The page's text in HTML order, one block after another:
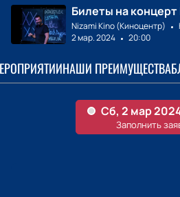
Билеты на концерт
Nizami Kino (Киноцентр)
2 мар. 2024
20:00
НАШИ ПРЕИМУЩЕСТВА